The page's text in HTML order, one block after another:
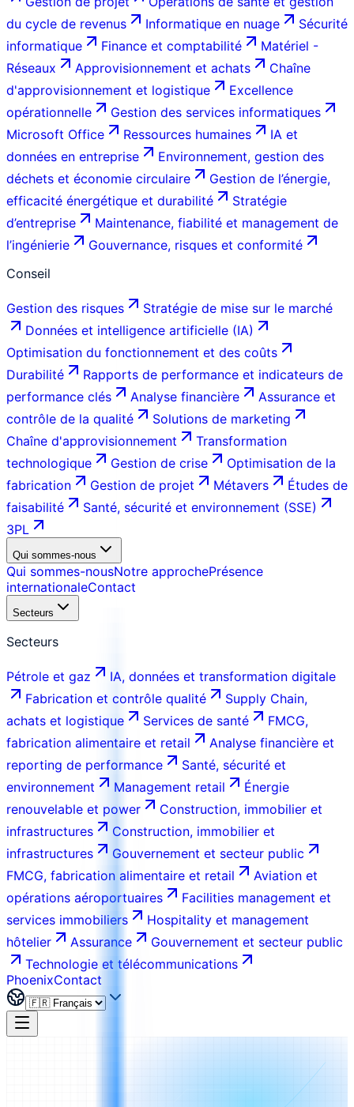
du cycle de revenus
Informatique en nuage
Sécurité
informatique
Finance et comptabilité
Matériel -
Réseaux
Approvisionnement et achats
Chaîne
d'approvisionnement et logistique
Excellence
opérationnelle
Gestion des services informatiques
Microsoft Office
Ressources humaines
IA et
données en entreprise
Environnement, gestion des
déchets et économie circulaire
Gestion de l’énergie,
efficacité énergétique et durabilité
Stratégie
d’entreprise
Maintenance, fiabilité et management de
l’ingénierie
Gouvernance, risques et conformité
Conseil
Gestion des risques
Stratégie de mise sur le marché
Données et intelligence artificielle (IA)
Optimisation du fonctionnement et des coûts
Durabilité
Rapports de performance et indicateurs de
performance clés
Analyse financière
Assurance et
contrôle de la qualité
Solutions de marketing
Chaîne d'approvisionnement
Transformation
technologique
Gestion de crise
Optimisation de la
fabrication
Gestion de projet Métavers
Études de
faisabilité
Santé, sécurité et environnement (SSE)
3PL
Qui sommes-nous
Qui sommes-nousNotre approchePrésence
internationaleContact
Secteurs
Secteurs
Pétrole et gaz
IA, données et transformation digitale
Fabrication et contrôle qualité
Supply Chain,
achats et logistique
Services de santé
FMCG,
fabrication alimentaire et retail
Analyse financière et
reporting de performance
Santé, sécurité et
environnement
Management retail
Énergie
renouvelable et power
Construction, immobilier et
infrastructures
Construction, immobilier et
infrastructures
Gouvernement et secteur public
FMCG, fabrication alimentaire et retail
Aviation et
opérations aéroportuaires
Facilities management et
services immobiliers
Hospitality et management
hôtelier
Assurance
Gouvernement et secteur public
Technologie et télécommunications
PhoenixContact